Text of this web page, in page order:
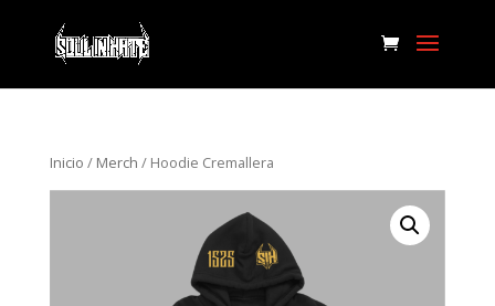
Inicio / Merch / Hoodie Cremallera